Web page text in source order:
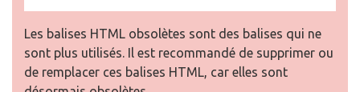
Les balises HTML obsolètes sont des balises qui ne
sont plus utilisés. Il est recommandé de supprimer ou
de remplacer ces balises HTML, car elles sont